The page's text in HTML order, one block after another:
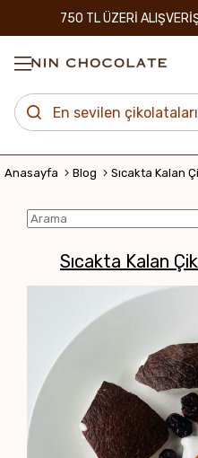
750 TL ÜZERİ
Anasayfa Blog Sıcakta Kalan
Sıcakta Kalan